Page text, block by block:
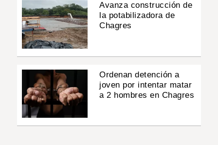
Avanza construcción de
la potabilizadora de
Chagres
Ordenan detención a
joven por intentar matar
a 2 hombres en Chagres